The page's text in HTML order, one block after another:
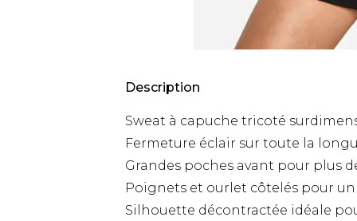
Description
Sweat à capuche tricoté
Fermeture éclair sur toute la
Grandes poches avant pour plus
Poignets et ourlet côtelés pour
Silhouette décontractée idéale